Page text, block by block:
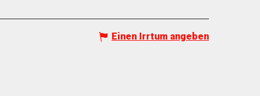
Einen Irrtum angeben